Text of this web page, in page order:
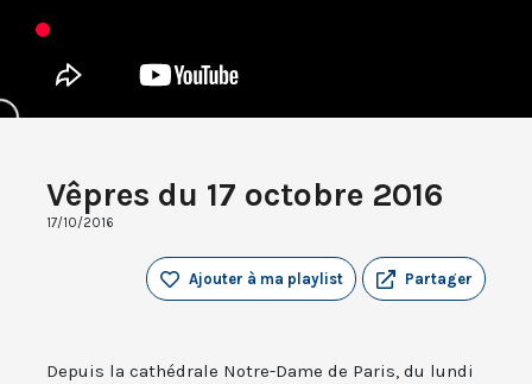
Vêpres du 17 octobre 2016
17/10/2016
Partager
Ajouter à ma playlist
Depuis la cathédrale Notre-Dame de Paris, du lundi